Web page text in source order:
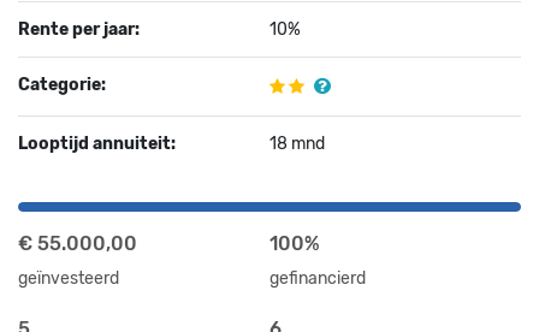
Rente per jaar: 10%
Categorie:
Looptijd annuiteit: 18 mnd
€ 55.000,00
geïnvesteerd
100%
gefinancierd